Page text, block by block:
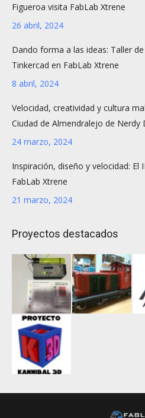
Figueroa visita FabLab Xtrene
26 abril, 2024
Dando forma a las ideas: Taller
Tinkercad en FabLab Xtrene
8 abril, 2024
Velocidad, creatividad y cultura
Ciudad de Almendralejo de Nerdy
24 marzo, 2024
Inspiración, diseño y velocidad: El
FabLab Xtrene
21 marzo, 2024
Proyectos destacados